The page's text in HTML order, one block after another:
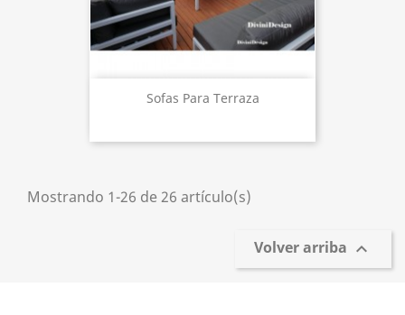
Sofas Para Terraza
Mostrando 1-26 de 26 artículo(s)
Volver arriba 